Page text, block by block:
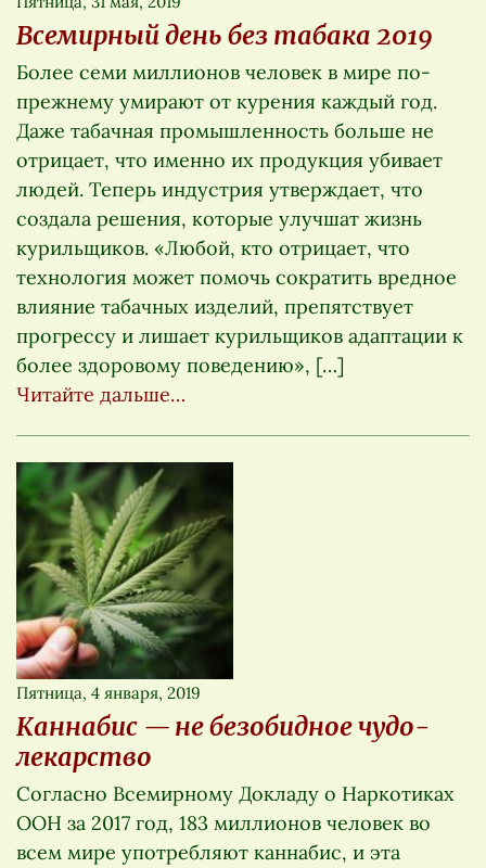
Всемирный день без табака 2019
Более семи миллионов человек в мире по-
прежнему умирают от курения каждый год.
Даже табачная промышленность больше не
отрицает, что именно их продукция убивает
людей. Теперь индустрия утверждает, что
создала решения, которые улучшат жизнь
курильщиков. «Любой, кто отрицает, что
технология может помочь сократить вредное
влияние табачных изделий, препятствует
прогрессу и лишает курильщиков адаптации к
более здоровому поведению», […]
Читайте дальше…
Пятница, 4 января, 2019
Каннабис — не безобидное чудо-
лекарство
Согласно Всемирному Докладу о Наркотиках
ООН за 2017 год, 183 миллионов человек во
всем мире употребляют каннабис, и эта